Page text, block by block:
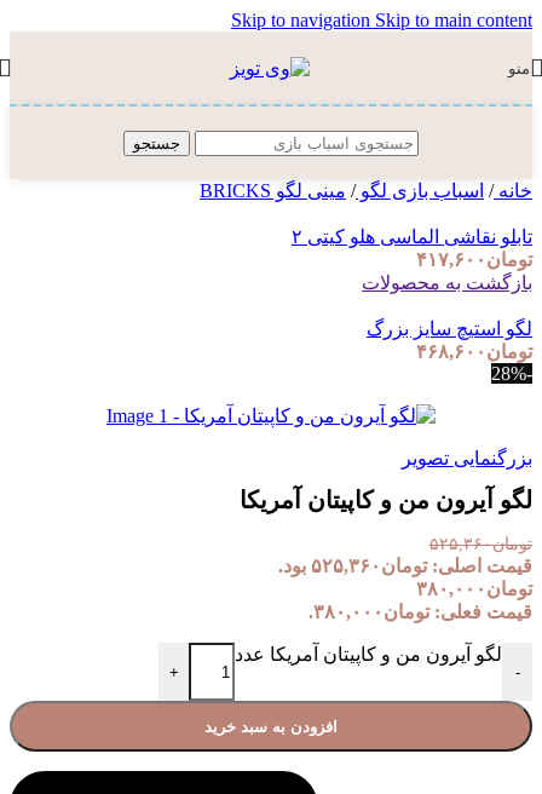
Skip to navigationSkip to main content
منو
جستجو
خانه / اسباب بازی لگو / مینی لگو BRICKS
تابلو نقاشی الماسی هلو کیتی ۲
تومان۴۱۷,۶۰۰
بازگشت به محصولات
لگو استیچ سایز بزرگ
تومان۴۶۸,۶۰۰
-28%
بزرگنمایی تصویر
لگو آیرون من و کاپیتان آمریکا
تومان۵۲۵,۳۶۰
قیمت اصلی: تومان۵۲۵,۳۶۰ بود.
تومان۳۸۰,۰۰۰
قیمت فعلی: تومان۳۸۰,۰۰۰.
-
لگو آیرون من و کاپیتان آمریکا عدد
+
افزودن به سبد خرید